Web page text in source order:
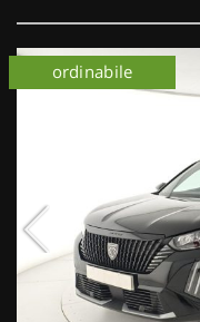
ordinabile